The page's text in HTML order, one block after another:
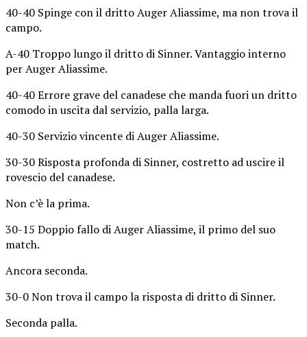
40-40 Spinge con il dritto Auger Aliassime, ma non trova il
campo.
A-40 Troppo lungo il dritto di Sinner. Vantaggio interno
per Auger Aliassime.
40-40 Errore grave del canadese che manda fuori un dritto
comodo in uscita dal servizio, palla larga.
40-30 Servizio vincente di Auger Aliassime.
30-30 Risposta profonda di Sinner, costretto ad uscire il
rovescio del canadese.
Non c’è la prima.
30-15 Doppio fallo di Auger Aliassime, il primo del suo
match.
Ancora seconda.
30-0 Non trova il campo la risposta di dritto di Sinner.
Seconda palla.